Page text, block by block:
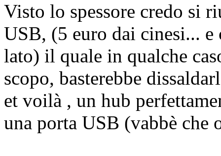
Visto lo spessore credo si
USB, (5 euro dai cinesi... e
lato) il quale in qualche
scopo, basterebbe
et voilà , un hub
una porta USB (vabbè che